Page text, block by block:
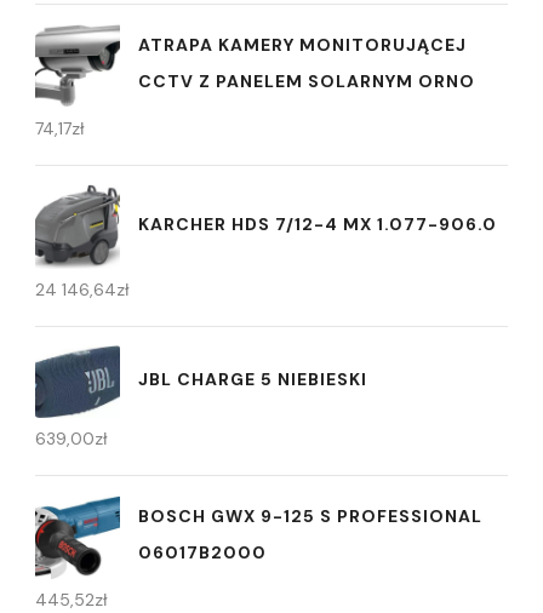
ATRAPA KAMERY MONITORUJĄCEJ
CCTV Z PANELEM SOLARNYM ORNO
74,17zł
KARCHER HDS 7/12-4 MX 1.077-906.0
24 146,64zł
JBL CHARGE 5 NIEBIESKI
639,00zł
BOSCH GWX 9-125 S PROFESSIONAL
06017B2000
445,52zł